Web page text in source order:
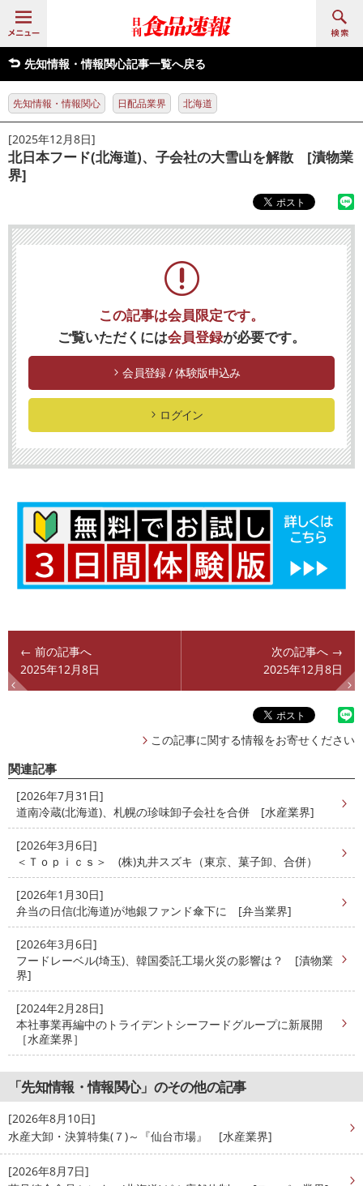
先知情報・情報関心記事一覧へ戻る
先知情報・情報関心 日配品業界 北海道
[2025年12月8日]
北日本フード(北海道)、子会社の大雪山を解散 [漬物業
界]
この記事は会員限定です。
ご覧いただくには会員登録が必要です。
会員登録 / 体験版申込み
ログイン
← 前の記事へ
2025年12月8日
次の記事へ →
2025年12月8日
この記事に関する情報をお寄せください
関連記事
[2026年7月31日]
道南冷蔵(北海道)、札幌の珍味卸子会社を合併 [水産業界]
[2026年3月6日]
＜Ｔｏｐｉｃｓ＞ (株)丸井スズキ（東京、菓子卸、合併）
[2026年1月30日]
弁当の日信(北海道)が地銀ファンド傘下に [弁当業界]
[2026年3月6日]
フードレーベル(埼玉)、韓国委託工場火災の影響は？ [漬物業
界]
[2024年2月28日]
本社事業再編中のトライデントシーフードグループに新展開
［水産業界］
「先知情報・情報関心」のその他の記事
[2026年8月10日]
水産大卸・決算特集(７)～『仙台市場』 [水産業界]
[2026年8月7日]